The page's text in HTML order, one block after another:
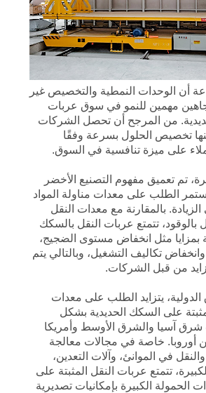
أن الوحدات النمطية والتخصيص غير
مهمين للنمو في سوق عربات
من المرجح أن تحصل الشركات
تخصيص الحلول بسرعة وفقًا
على ميزة تنافسية في السوق.
تم تعميق مفهوم التصنيع الأخضر
الطلب على معدات مناولة المواد
الزيادة. بالمقارنة مع معدات النقل
بالوقود، تتمتع عربات النقل بالسكك
بمزايا مثل انخفاض مستوى الضجيج،
تكاليف التشغيل، وبالتالي يتم
من قبل الشركات.
يتزايد الطلب على معدات
على السكك الحديدية بشكل
آسيا والشرق الأوسط وأمريكا
من أوروبا. خاصة في مجالات معالجة
والنقل في الموانئ، وآلات التعدين،
تتمتع عربات النقل المثبتة على
الحمولة الكبيرة بإمكانيات تصديرية